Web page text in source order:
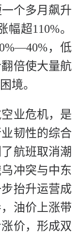
个多月飙升
超110%。
，低
倍使大量航
境。
业危机，是
韧性的综合
航班取消潮
冲突与中东
抬升运营成
油价上涨带
价，形成双